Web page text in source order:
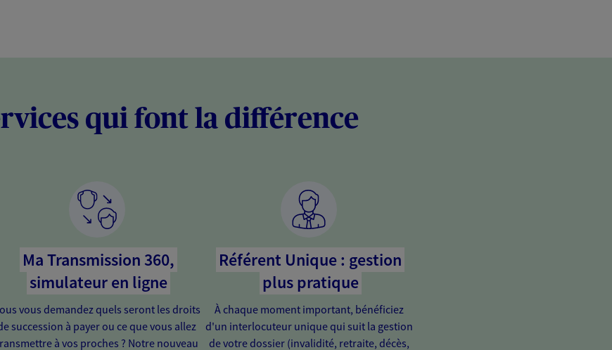
qui font la différence
Ma Transmission 360,
simulateur en ligne
vous demandez quels seront les droits
succession à payer ou ce que vous allez
à vos proches ? Notre nouveau
Référent Unique : gestion
plus pratique
À chaque moment important, bénéficiez
d'un interlocuteur unique qui suit la gestion
de votre dossier (invalidité, retraite, décès,